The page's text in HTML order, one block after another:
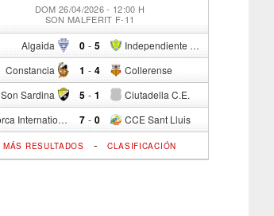
DOM 26/04/2026 - 12:00 H
SON MALFERIT F-11
Algaida 0 - Independiente C/R
5
Constancia 1 - Collerense
4
Son Sardina 5 - Ciutadella C.E.
1
Mallorca International Football Club del S.p. 7 - CCE Sant Lluis
0
MÁS RESULTADOS - CLASIFICACIÓN